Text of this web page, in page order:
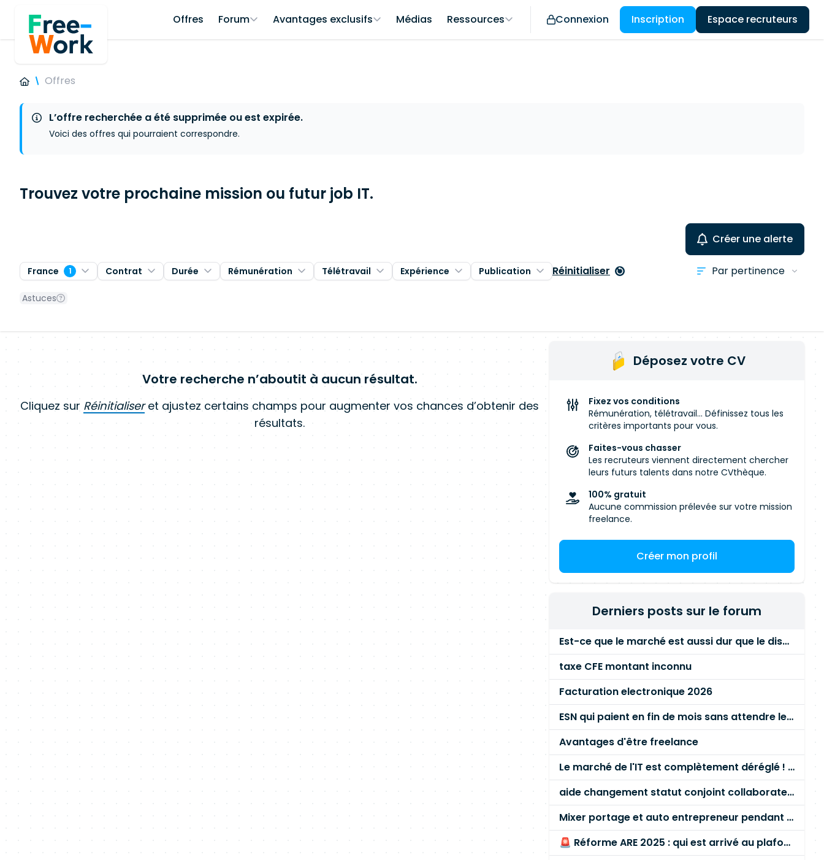
Offres Forum Avantages exclusifs Médias Ressources Connexion Inscription Espace recruteurs
Offres
L’offre recherchée a été supprimée ou est expirée.
Voici des offres qui pourraient correspondre.
Trouvez votre prochaine mission ou futur job IT.
Créer une alerte
France 1 Contrat Durée Rémunération Télétravail Expérience Publication Réinitialiser
Astuces
Votre recherche n’aboutit à aucun résultat.
Cliquez sur Réinitialiseret ajustez certains champs pour augmenter vos chances d’obtenir des
résultats.
Déposez votre CV
Fixez vos conditions
Rémunération, télétravail... Définissez tous les
critères importants pour vous.
Faites-vous chasser
Les recruteurs viennent directement chercher
leurs futurs talents dans notre CVthèque.
100% gratuit
Aucune commission prélevée sur votre mission
freelance.
Créer mon profil
Derniers posts sur le forum
Est-ce que le marché est aussi dur que le disent les commerciaux ?
taxe CFE montant inconnu
Facturation electronique 2026
ESN qui paient en fin de mois sans attendre le paiement client ?
Avantages d'être freelance
Le marché de l'IT est complètement déréglé ! STOP à cette mascarade ! Il faut s'unir et résister !
aide changement statut conjoint collaborateur
Mixer portage et auto entrepreneur pendant des années - quel risque ?
🚨 Réforme ARE 2025 : qui est arrivé au plafond des 60 % en gardant son entreprise ?